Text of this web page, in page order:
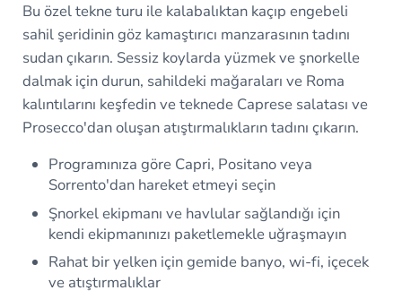
Bu özel tekne turu ile kalabalıktan kaçıp engebeli
sahil şeridinin göz kamaştırıcı manzarasının tadını
sudan çıkarın. Sessiz koylarda yüzmek ve şnorkelle
dalmak için durun, sahildeki mağaraları ve Roma
kalıntılarını keşfedin ve teknede Caprese salatası ve
Prosecco'dan oluşan atıştırmalıkların tadını çıkarın.
Programınıza göre Capri, Positano veya
Sorrento'dan hareket etmeyi seçin
Şnorkel ekipmanı ve havlular sağlandığı için
kendi ekipmanınızı paketlemekle uğraşmayın
Rahat bir yelken için gemide banyo, wi-fi, içecek
ve atıştırmalıklar